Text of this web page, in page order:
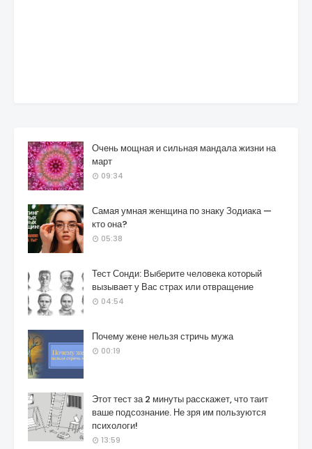
Очень мощная и сильная мандала жизни на
март
09:34
Самая умная женщина по знаку Зодиака —
кто она?
05:38
Тест Сонди: Выберите человека который
вызывает у Вас страх или отвращение
04:54
Почему жене нельзя стричь мужа
00:19
Этот тест за 2 минуты расскажет, что таит
ваше подсознание. Не зря им пользуются
психологи!
13:59